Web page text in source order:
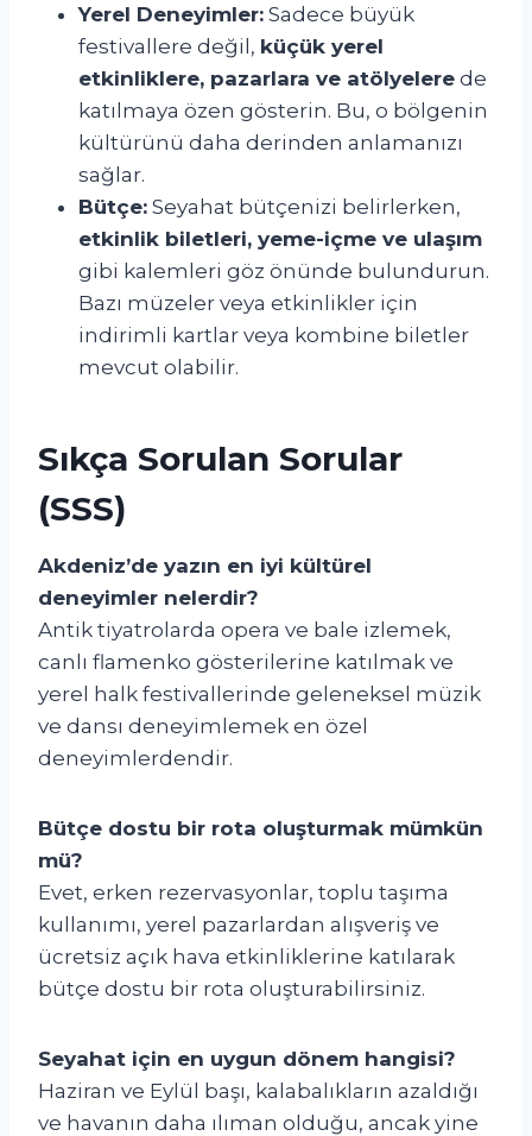
Yerel Deneyimler: Sadece büyük
festivallere değil, küçük yerel
etkinliklere, pazarlara ve atölyelere de
katılmaya özen gösterin. Bu, o bölgenin
kültürünü daha derinden anlamanızı
sağlar.
Bütçe: Seyahat bütçenizi belirlerken,
etkinlik biletleri, yeme-içme ve ulaşım
gibi kalemleri göz önünde bulundurun.
Bazı müzeler veya etkinlikler için
indirimli kartlar veya kombine biletler
mevcut olabilir.
Sıkça Sorulan Sorular
(SSS)
Akdeniz’de yazın en iyi kültürel
deneyimler nelerdir?
Antik tiyatrolarda opera ve bale izlemek,
canlı flamenko gösterilerine katılmak ve
yerel halk festivallerinde geleneksel müzik
ve dansı deneyimlemek en özel
deneyimlerdendir.
Bütçe dostu bir rota oluşturmak mümkün
mü?
Evet, erken rezervasyonlar, toplu taşıma
kullanımı, yerel pazarlardan alışveriş ve
ücretsiz açık hava etkinliklerine katılarak
bütçe dostu bir rota oluşturabilirsiniz.
Seyahat için en uygun dönem hangisi?
Haziran ve Eylül başı, kalabalıkların azaldığı
ve havanın daha ılıman olduğu, ancak yine